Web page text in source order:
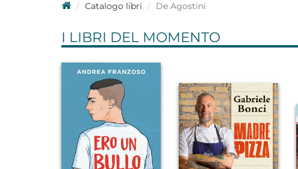
Catalogo libri De Agostini
I LIBRI DEL MOMENTO